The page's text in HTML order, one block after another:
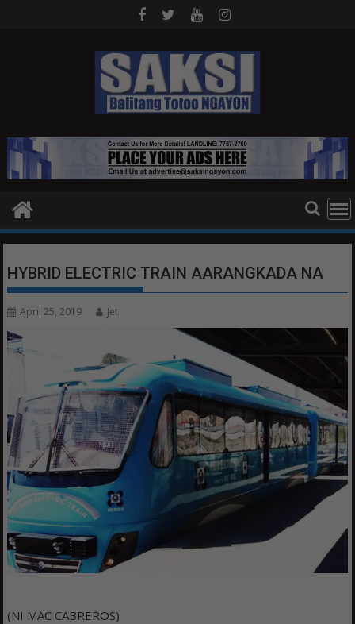
HYBRID ELECTRIC TRAIN AARANGKADA NA
April 25, 2019 Jet
(NI MAC CABREROS)